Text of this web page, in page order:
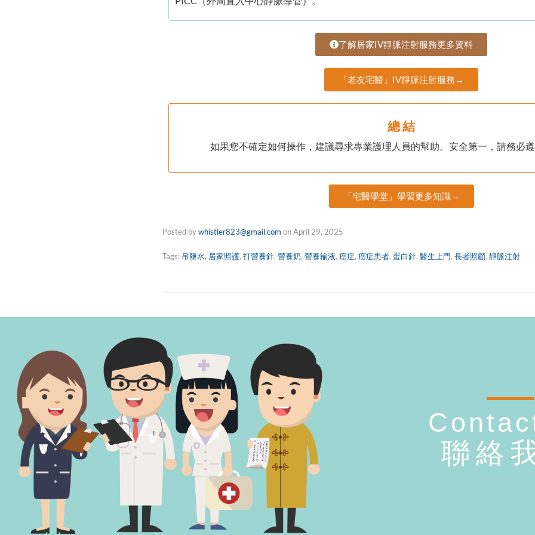
了解居家IV靜脈注射服務更多資料
「老友宅醫」IV靜脈注射服務→
總 結
如果您不確定如何操作，建議尋求專業護理人員的幫助。安全第一，請務必遵
「宅醫學堂」學習更多知識→
Posted bywhistler823@gmail.com onApril 29, 2025
Tags: 吊鹽水, 居家照護, 打營養針, 營養奶, 營養输液, 癌症, 癌症患者, 蛋白針, 醫生上門, 長者照顧, 靜脈注射
聯絡